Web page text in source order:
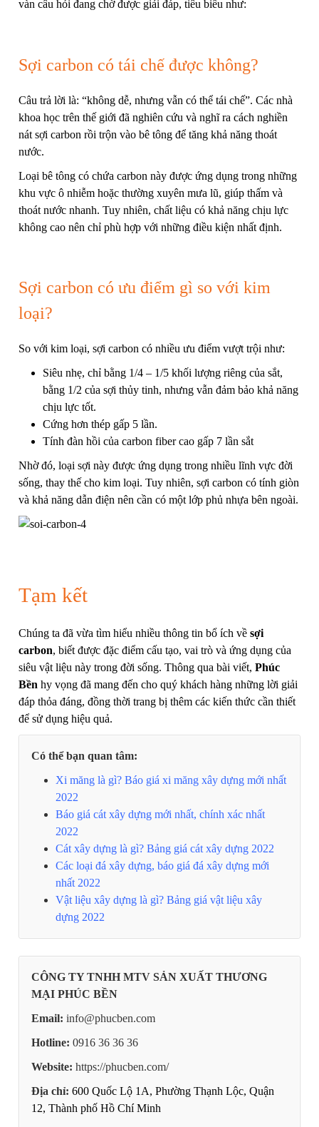
vàn câu hỏi đang chờ được giải đáp, tiêu biểu như:
Sợi carbon có tái chế được không?
Câu trả lời là: “không dễ, nhưng vẫn có thể tái chế”. Các nhà
khoa học trên thế giới đã nghiên cứu và nghĩ ra cách nghiền
nát sợi carbon rồi trộn vào bê tông để tăng khả năng thoát
nước.
Loại bê tông có chứa carbon này được ứng dụng trong những
khu vực ô nhiễm hoặc thường xuyên mưa lũ, giúp thấm và
thoát nước nhanh. Tuy nhiên, chất liệu có khả năng chịu lực
không cao nên chỉ phù hợp với những điều kiện nhất định.
Sợi carbon có ưu điểm gì so với kim
loại?
So với kim loại, sợi carbon có nhiều ưu điểm vượt trội như:
Siêu nhẹ, chỉ bằng 1/4 – 1/5 khối lượng riêng của sắt,
bằng 1/2 của sợi thủy tinh, nhưng vẫn đảm bảo khả năng
chịu lực tốt.
Cứng hơn thép gấp 5 lần.
Tính đàn hồi của carbon fiber cao gấp 7 lần sắt
Nhờ đó, loại sợi này được ứng dụng trong nhiều lĩnh vực đời
sống, thay thế cho kim loại. Tuy nhiên, sợi carbon có tính giòn
và khả năng dẫn điện nên cần có một lớp phủ nhựa bên ngoài.
Tạm kết
Chúng ta đã vừa tìm hiểu nhiều thông tin bổ ích về sợi
carbon, biết được đặc điểm cấu tạo, vai trò và ứng dụng của
siêu vật liệu này trong đời sống. Thông qua bài viết, Phúc
Bền hy vọng đã mang đến cho quý khách hàng những lời giải
đáp thỏa đáng, đồng thời trang bị thêm các kiến thức cần thiết
để sử dụng hiệu quả.
Có thể bạn quan tâm:
Xi măng là gì? Báo giá xi măng xây dựng mới nhất
2022
Báo giá cát xây dựng mới nhất, chính xác nhất
2022
Cát xây dựng là gì? Bảng giá cát xây dựng 2022
Các loại đá xây dựng, báo giá đá xây dựng mới
nhất 2022
Vật liệu xây dựng là gì? Bảng giá vật liệu xây
dựng 2022
CÔNG TY TNHH MTV SẢN XUẤT THƯƠNG
MẠI PHÚC BỀN
Email: info@phucben.com
Hotline: 0916 36 36 36
Website: https://phucben.com/
Địa chỉ: 600 Quốc Lộ 1A, Phường Thạnh Lộc, Quận
12, Thành phố Hồ Chí Minh